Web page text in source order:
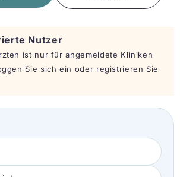
Nutzer
ist nur für angemeldete Kliniken
Sie sich ein oder registrieren Sie